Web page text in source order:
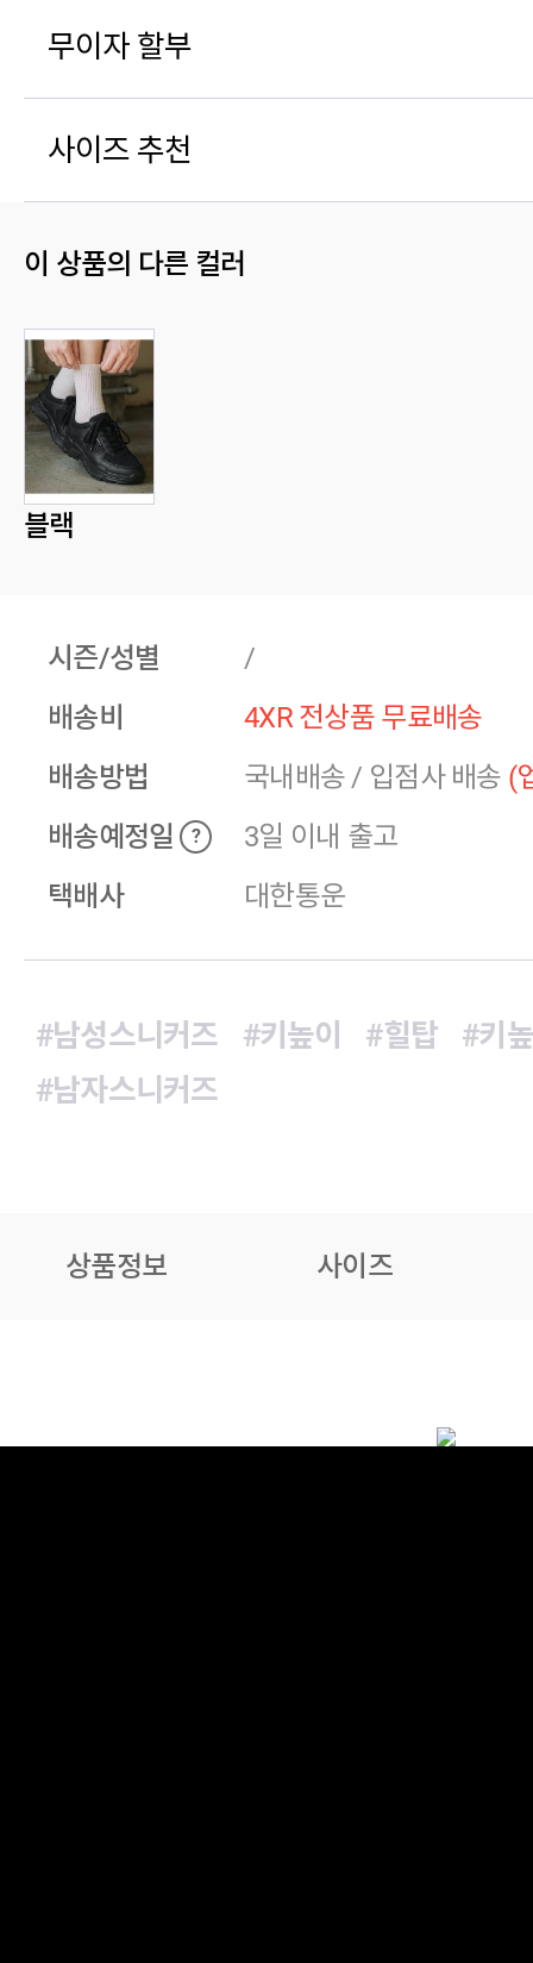
무이자 할부
사이즈 추천
이 상품의 다른 컬러
블랙
시즌/성별
/
배송비
4XR 전상품 무료배송
배송방법
국내배송 / 입점사 배송 (
배송예정일
?
3일 이내 출고
택배사
대한통운
#남성스니커즈 #키높이 #힐탑
#키
#남자스니커즈
상품정보 사이즈